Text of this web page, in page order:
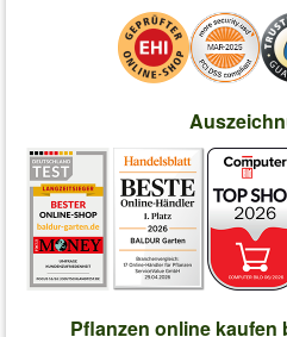
Pflanzen online kaufen